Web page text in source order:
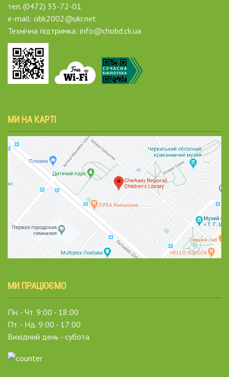
тел. (0472) 35-72-01
e-mail: obk2002@ukr.net
Технічна підтримка: info@chobd.ck.ua
МИ НА КАРТІ
МИ ПРАЦЮЄМО
Пн. - Чт. 9:00 - 18:00
Пт. - Нд. 9:00 - 17:00
Вихідний день - субота